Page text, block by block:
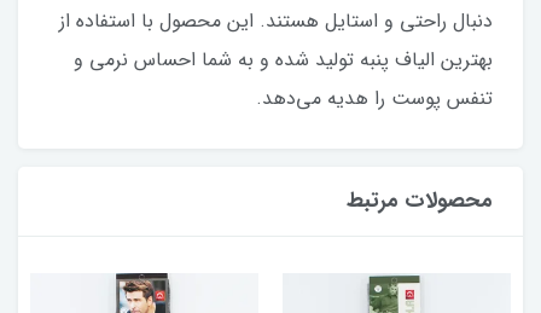
دنبال راحتی و استایل هستند. این محصول با استفاده از
بهترین الیاف پنبه تولید شده و به شما احساس نرمی و
تنفس پوست را هدیه می‌دهد.
محصولات مرتبط